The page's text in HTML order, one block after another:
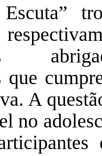
que
A
no